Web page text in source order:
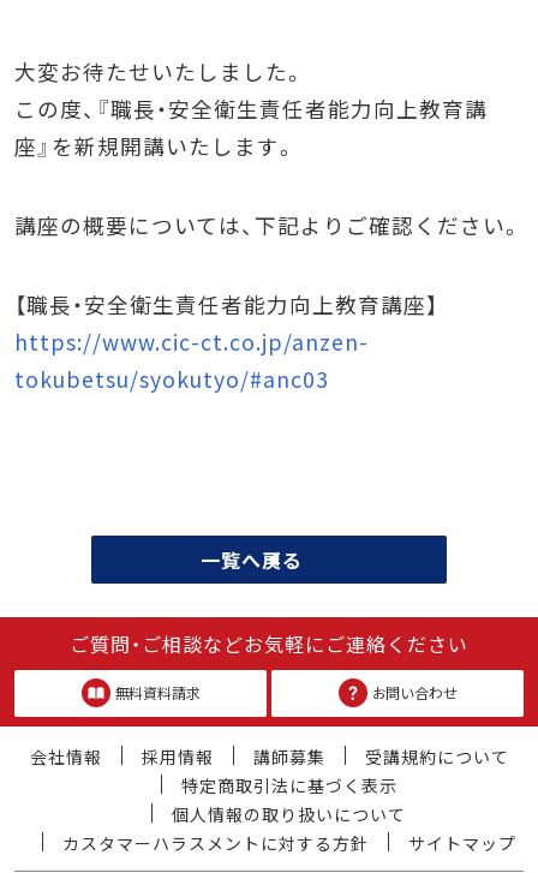
大変お待たせいたしました。
この度、『職長・安全衛生責任者能力向上教育講
座』を新規開講いたします。
講座の概要については、下記よりご確認ください。
【職長・安全衛生責任者能力向上教育講座】
https://www.cic-ct.co.jp/anzen-
tokubetsu/syokutyo/#anc03
一覧へ戻る
ご質問・ご相談などお気軽にご連絡ください
無料資料請求 お問い合わせ
会社情報 採用情報 講師募集
受講規約について
特定商取引法に基づく表示
個人情報の取り扱いについて
カスタマーハラスメントに対する方針
サイトマップ